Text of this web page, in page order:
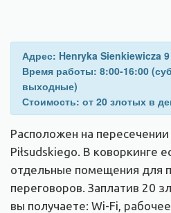
Адрес: Henryka Sienkiewicza 9
Время работы: 8:00-16:00
выходные)
Стоимость: от 20 злотых в
Расположен на
Piłsudskiego. В коворкинге
отдельные помещения для
переговоров. Заплатив 20
вы получаете: Wi-Fi,